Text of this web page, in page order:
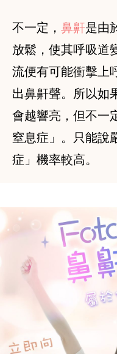
不一定， 鼻鼾是由
放鬆，使其呼吸道
流便有可能衝擊上
出鼻鼾聲。所以如
會越響亮，但不一
窒息症」。只能說
症」機率較高。